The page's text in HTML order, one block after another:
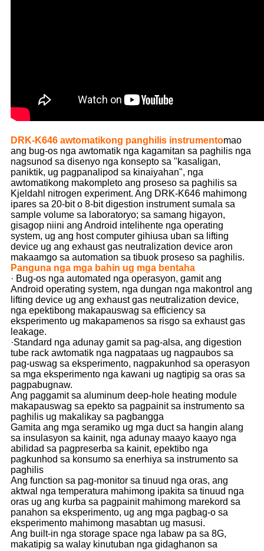
DRK-K646 awtomatikong panghilis instrumentomao
ang bug-os nga awtomatik nga kagamitan sa paghilis nga
nagsunod sa disenyo nga konsepto sa "kasaligan,
paniktik, ug pagpanalipod sa kinaiyahan", nga
awtomatikong makompleto ang proseso sa paghilis sa
Kjeldahl nitrogen experiment. Ang DRK-K646 mahimong
ipares sa 20-bit o 8-bit digestion instrument sumala sa
sample volume sa laboratoryo; sa samang higayon,
gisagop niini ang Android intelihente nga operating
system, ug ang host computer gihiusa uban sa lifting
device ug ang exhaust gas neutralization device aron
makaamgo sa automation sa tibuok proseso sa paghilis.
Panguna nga mga bahin ug mga bentaha
· Bug-os nga automated nga operasyon, gamit ang
Android operating system, nga dungan nga makontrol ang
lifting device ug ang exhaust gas neutralization device,
nga epektibong makapauswag sa efficiency sa
eksperimento ug makapamenos sa risgo sa exhaust gas
leakage.
·Standard nga adunay gamit sa pag-alsa, ang digestion
tube rack awtomatik nga nagpataas ug nagpaubos sa
pag-uswag sa eksperimento, nagpakunhod sa operasyon
sa mga eksperimento nga kawani ug nagtipig sa oras sa
pagpabugnaw.
Ang paggamit sa aluminum deep-hole heating module
makapauswag sa epekto sa pagpainit sa instrumento sa
paghilis ug makalikay sa pagbangga
Gamita ang mga seramiko ug mga duct sa hangin alang
sa insulasyon sa kainit, nga adunay maayo kaayo nga
abilidad sa pagpreserba sa kainit, epektibo nga
pagkunhod sa konsumo sa enerhiya sa instrumento sa
paghilis
Ang function sa pag-monitor sa tinuud nga oras, ang
aktwal nga temperatura mahimong ipakita sa tinuud nga
oras ug ang kurba sa pagpainit mahimong marekord sa
panahon sa eksperimento, ug ang mga pagbag-o sa
eksperimento mahimong masabtan ug masusi.
Ang built-in nga storage space nga labaw pa sa 8G,
makatipig sa walay kinutuban nga gidaghanon sa